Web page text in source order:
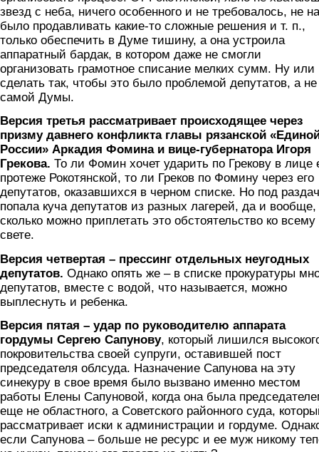
звезд с неба, ничего особенного и не требовалось, не
было продавливать какие-то сложные решения и т. п.,
только обеспечить в Думе тишину, а она устроила
аппаратный бардак, в котором даже не смогли
организовать грамотное списание мелких сумм. Ну или
сделать так, чтобы это было проблемой депутатов, а не
самой Думы.
Версия третья рассматривает происходящее через
призму давнего конфликта главы рязанской
России» Аркадия Фомина и вице-губернатора Игоря
Грекова. То ли Фомин хочет ударить по Грекову в лице
протеже Рокотянской, то ли Греков по Фомину через его
депутатов, оказавшихся в черном списке. Но под
попала куча депутатов из разных лагерей, да и вообще,
сколько можно приплетать это обстоятельство ко всему
свете.
Версия четвертая – прессинг отдельных неугодных
депутатов. Однако опять же – в списке прокуратуры
депутатов, вместе с водой, что называется, можно
выплеснуть и ребенка.
Версия пятая – удар по руководителю аппарата
гордумы Сергею Сапунову, который лишился
покровительства своей супруги, оставившей пост
председателя облсуда. Назначение Сапунова на эту
синекуру в свое время было вызвано именно местом
работы Елены Сапуновой, когда она была
еще не областного, а Советского районного суда,
рассматривает иски к администрации и гордуме.
если Сапунова – больше не ресурс и ее муж никому